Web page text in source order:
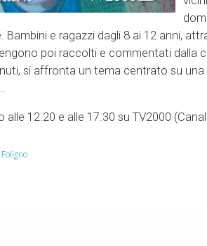
Bambini e ragazzi dagli 8 ai 12 anni,
poi raccolti e commentati dalla
si affronta un tema centrato su una
alle 12.20 e alle 17.30 su TV2000
Foligno